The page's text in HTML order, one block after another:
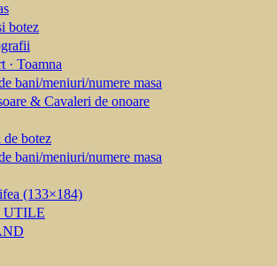
botez
· Toamna
bani/meniuri/numere masa
& Cavaleri de onoare
botez
bani/meniuri/numere masa
(133×184)
UTILE